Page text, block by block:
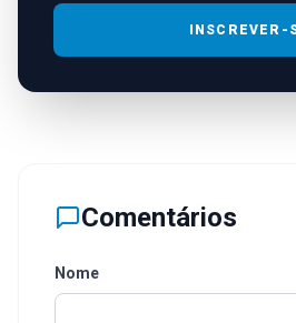
INSCREVER-
Comentários
Nome